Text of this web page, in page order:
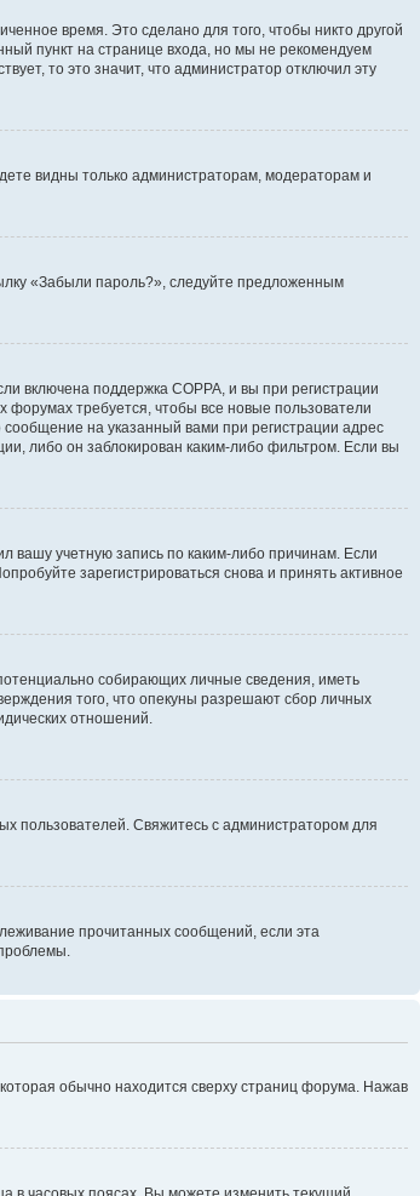
время. Это сделано для того, чтобы никто другой
пункт на странице входа, но мы не рекомендуем
то это значит, что администратор отключил эту
видны только администраторам, модераторам и
«Забыли пароль?», следуйте предложенным
включена поддержка COPPA, и вы при регистрации
форумах требуется, чтобы все новые пользователи
на указанный вами при регистрации адрес
либо он заблокирован каким-либо фильтром. Если вы
вашу учетную запись по каким-либо причинам. Если
зарегистрироваться снова и принять активное
собирающих личные сведения, иметь
того, что опекуны разрешают сбор личных
отношений.
пользователей. Свяжитесь с администратором для
прочитанных сообщений, если эта
обычно находится сверху страниц форума. Нажав